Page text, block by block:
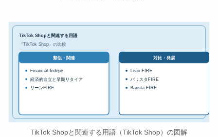
TikTok Shopと関連する用語
『TikTok Shop』の比較
類似・関連
Financial Indepe
経済的自立と早期リタイア
リーンFIRE
対比・発展
Lean FIRE
バリスタFIRE
Barista FIRE
TikTok Shopと関連する用語（TikTok Shop）の図解